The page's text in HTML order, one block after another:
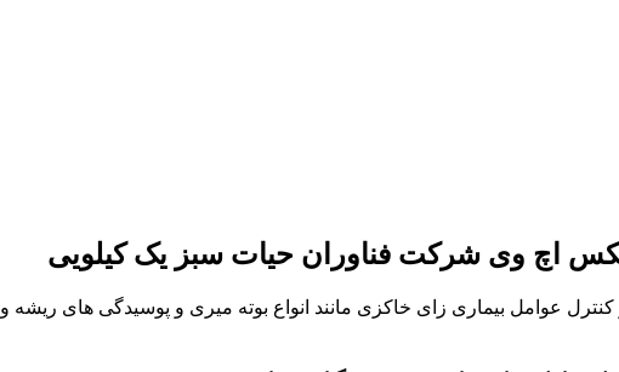
اچ وی شرکت فناوران حیات سبز یک کیلویی
عوامل بیماری زای خاکزی مانند انواع بوته میری و پوسیدگی های